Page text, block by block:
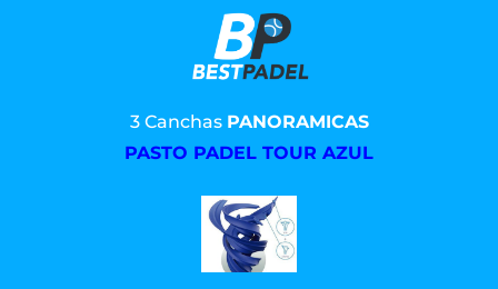
3 Canchas PANORAMICAS
PASTO PADEL TOUR AZUL